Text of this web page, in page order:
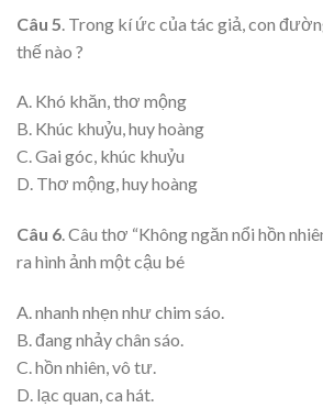
Câu 5 . Trong kí ức của tác giả, con
thế nào ?
A. Khó khăn, thơ mộng
B. Khúc khuỷu, huy hoàng
C. Gai góc, khúc khuỷu
D. Thơ mộng, huy hoàng
Câu 6. Câu thơ “Không ngăn nổi hồn
ra hình ảnh một cậu bé
A. nhanh nhẹn như chim sáo.
B. đang nhảy chân sáo.
C. hồn nhiên, vô tư.
D. lạc quan, ca hát.